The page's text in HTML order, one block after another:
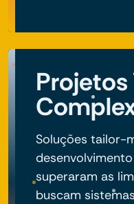
Soluções tailor-
superaram as
buscam